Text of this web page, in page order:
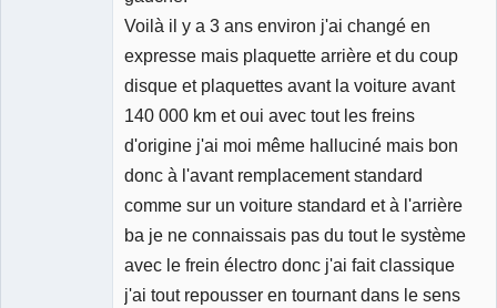
Voilà il y a 3 ans environ j'ai changé en
expresse mais plaquette arrière et du coup
disque et plaquettes avant la voiture avant
140 000 km et oui avec tout les freins
d'origine j'ai moi même halluciné mais bon
donc à l'avant remplacement standard
comme sur un voiture standard et à l'arrière
ba je ne connaissais pas du tout le système
avec le frein électro donc j'ai fait classique
j'ai tout repousser en tournant dans le sens